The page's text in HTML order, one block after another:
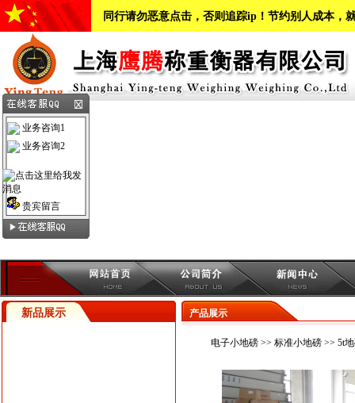
同行请勿恶意点击，否则追踪ip！节约别人成本，
新品展示 产品展示
电子小地磅>> 标准小地磅>> 5t地
业务咨询1
业务咨询2
贵宾留言